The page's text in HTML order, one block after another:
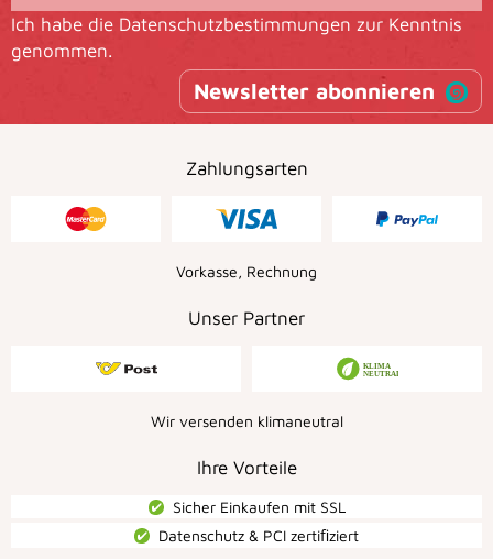
Ich habe die Datenschutzbestimmungen zur Kenntnis
genommen.
Newsletter abonnieren
Zahlungsarten
Vorkasse, Rechnung
Unser Partner
Wir versenden klimaneutral
Ihre Vorteile
Sicher Einkaufen mit SSL
Datenschutz & PCI zertiﬁziert